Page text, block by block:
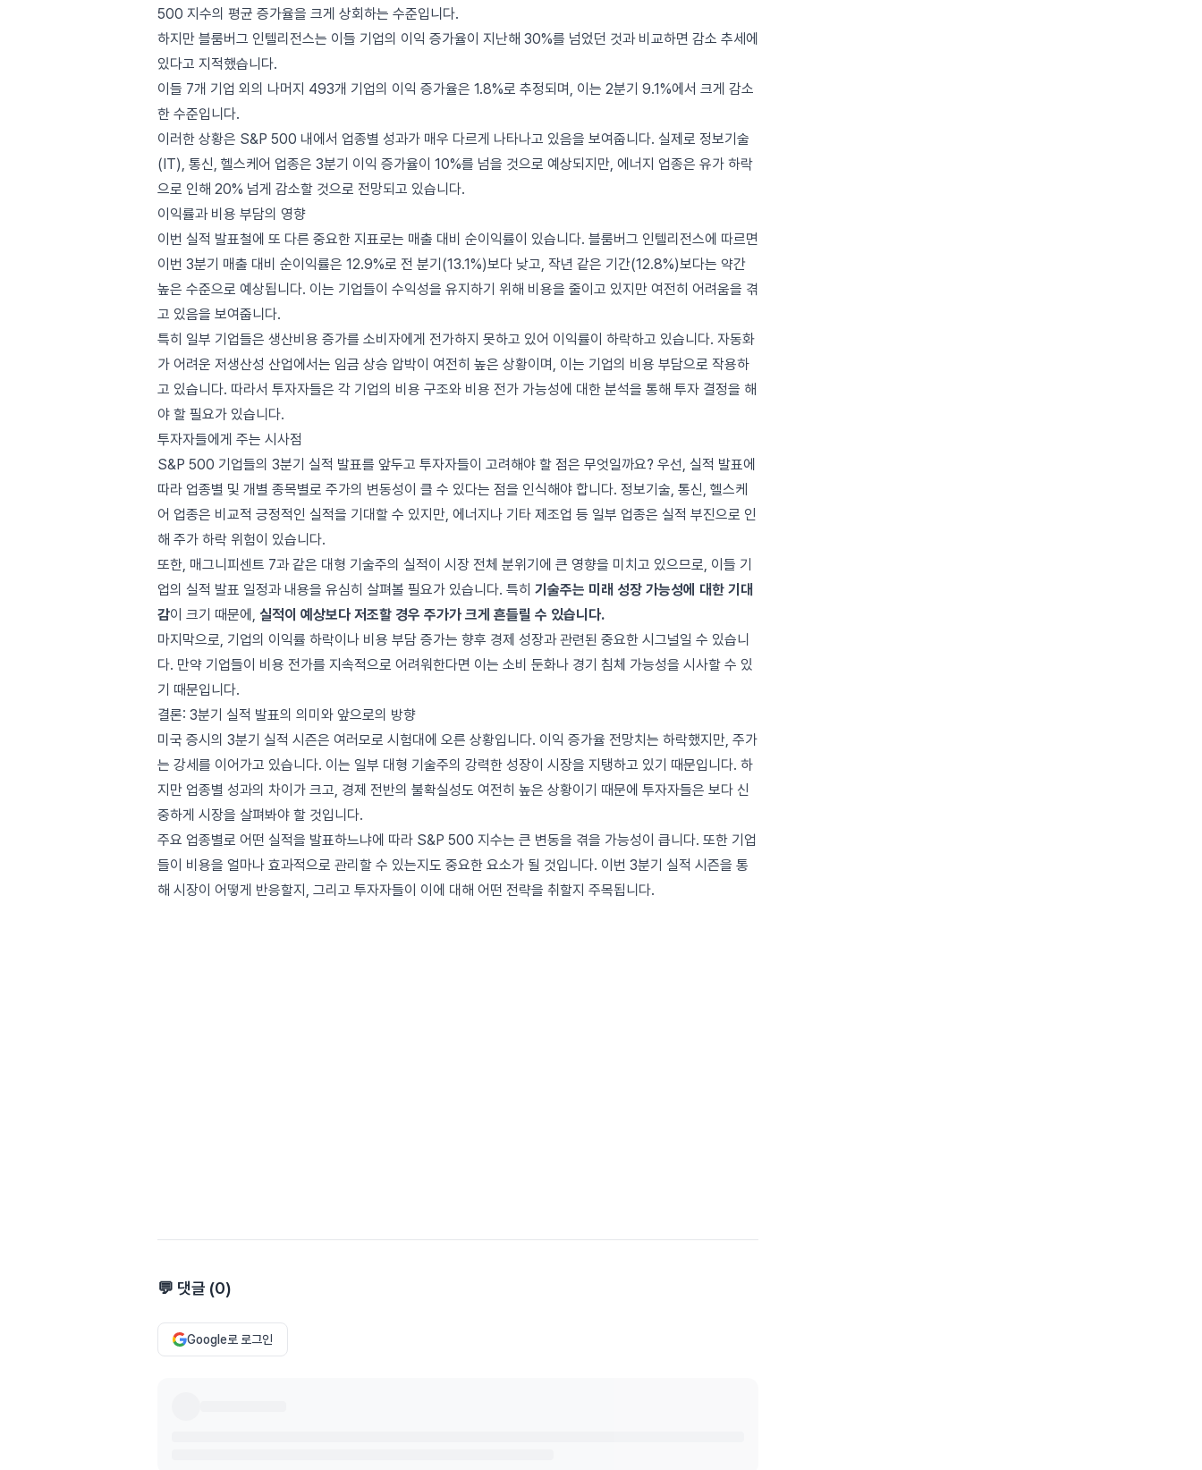
500 지수의 평균 증가율을 크게 상회하는 수준입니다.
하지만 블룸버그 인텔리전스는 이들 기업의 이익 증가율이 지난해 30%를 넘었던 것과 비교하면 감소 추세에
있다고 지적했습니다.
이들 7개 기업 외의 나머지 493개 기업의 이익 증가율은 1.8%로 추정되며, 이는 2분기 9.1%에서 크게 감소
한 수준입니다.
이러한 상황은 S&P 500 내에서 업종별 성과가 매우 다르게 나타나고 있음을 보여줍니다. 실제로 정보기술
(IT), 통신, 헬스케어 업종은 3분기 이익 증가율이 10%를 넘을 것으로 예상되지만, 에너지 업종은 유가 하락
으로 인해 20% 넘게 감소할 것으로 전망되고 있습니다.
이익률과 비용 부담의 영향
이번 실적 발표철에 또 다른 중요한 지표로는 매출 대비 순이익률이 있습니다. 블룸버그 인텔리전스에 따르면
이번 3분기 매출 대비 순이익률은 12.9%로 전 분기(13.1%)보다 낮고, 작년 같은 기간(12.8%)보다는 약간
높은 수준으로 예상됩니다. 이는 기업들이 수익성을 유지하기 위해 비용을 줄이고 있지만 여전히 어려움을 겪
고 있음을 보여줍니다.
특히 일부 기업들은 생산비용 증가를 소비자에게 전가하지 못하고 있어 이익률이 하락하고 있습니다. 자동화
가 어려운 저생산성 산업에서는 임금 상승 압박이 여전히 높은 상황이며, 이는 기업의 비용 부담으로 작용하
고 있습니다. 따라서 투자자들은 각 기업의 비용 구조와 비용 전가 가능성에 대한 분석을 통해 투자 결정을 해
야 할 필요가 있습니다.
투자자들에게 주는 시사점
S&P 500 기업들의 3분기 실적 발표를 앞두고 투자자들이 고려해야 할 점은 무엇일까요? 우선, 실적 발표에
따라 업종별 및 개별 종목별로 주가의 변동성이 클 수 있다는 점을 인식해야 합니다. 정보기술, 통신, 헬스케
어 업종은 비교적 긍정적인 실적을 기대할 수 있지만, 에너지나 기타 제조업 등 일부 업종은 실적 부진으로 인
해 주가 하락 위험이 있습니다.
또한, 매그니피센트 7과 같은 대형 기술주의 실적이 시장 전체 분위기에 큰 영향을 미치고 있으므로, 이들 기
업의 실적 발표 일정과 내용을 유심히 살펴볼 필요가 있습니다. 특히 기술주는 미래 성장 가능성에 대한 기대
감이 크기 때문에, 실적이 예상보다 저조할 경우 주가가 크게 흔들릴 수 있습니다.
마지막으로, 기업의 이익률 하락이나 비용 부담 증가는 향후 경제 성장과 관련된 중요한 시그널일 수 있습니
다. 만약 기업들이 비용 전가를 지속적으로 어려워한다면 이는 소비 둔화나 경기 침체 가능성을 시사할 수 있
기 때문입니다.
결론: 3분기 실적 발표의 의미와 앞으로의 방향
미국 증시의 3분기 실적 시즌은 여러모로 시험대에 오른 상황입니다. 이익 증가율 전망치는 하락했지만, 주가
는 강세를 이어가고 있습니다. 이는 일부 대형 기술주의 강력한 성장이 시장을 지탱하고 있기 때문입니다. 하
지만 업종별 성과의 차이가 크고, 경제 전반의 불확실성도 여전히 높은 상황이기 때문에 투자자들은 보다 신
중하게 시장을 살펴봐야 할 것입니다.
주요 업종별로 어떤 실적을 발표하느냐에 따라 S&P 500 지수는 큰 변동을 겪을 가능성이 큽니다. 또한 기업
들이 비용을 얼마나 효과적으로 관리할 수 있는지도 중요한 요소가 될 것입니다. 이번 3분기 실적 시즌을 통
해 시장이 어떻게 반응할지, 그리고 투자자들이 이에 대해 어떤 전략을 취할지 주목됩니다.
💬 댓글 (0)
Google로 로그인